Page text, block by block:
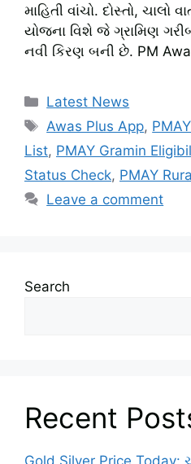
માહિતી વાંચો. દોસ્તો,
યોજના વિશે જે ગ્રામિણ
નવી કિરણ બની છે. PM
Categories
Latest News
Tags
Awas Plus App,
List, PMAY Gramin
Status Check, PMAY
Leave a comment
Search
Recent